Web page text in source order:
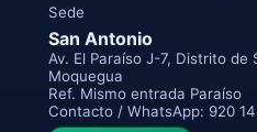
Sede
San Antonio
Av. El Paraíso J-7, Distrito de
Moquegua
Ref. Mismo entrada Paraíso
Contacto / WhatsApp: 920